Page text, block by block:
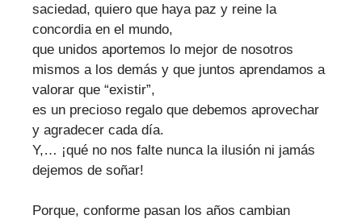
saciedad, quiero que haya paz y reine la
concordia en el mundo,
que unidos aportemos lo mejor de nosotros
mismos a los demás y que juntos aprendamos a
valorar que “existir”,
es un precioso regalo que debemos aprovechar
y agradecer cada día.
Y,… ¡qué no nos falte nunca la ilusión ni jamás
dejemos de soñar!
Porque, conforme pasan los años cambian